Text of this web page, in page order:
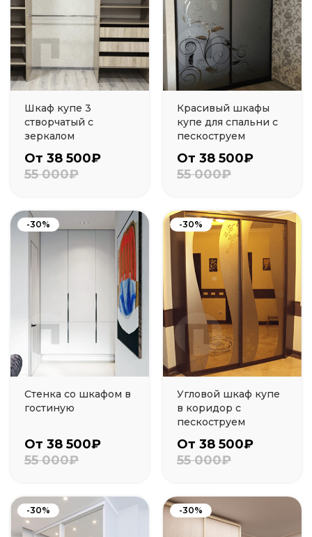
Шкаф купе 3
створчатый с
зеркалом
От 38 500₽
55 000₽
Красивый шкафы
купе для спальни с
пескоструем
От 38 500₽
55 000₽
-30%
Стенка со шкафом в
гостиную
От 38 500₽
55 000₽
-30%
Угловой шкаф купе
в коридор с
пескоструем
От 38 500₽
55 000₽
-30% -30%